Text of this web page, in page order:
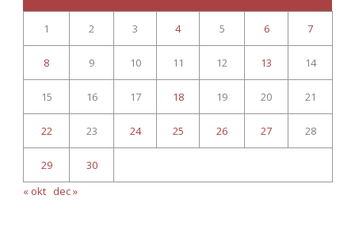
1 2 3 4 5 6 7
8 9 10 11 12 13 14
15 16 17 18 19 20 21
22 23 24 25 26 27 28
29
30
« okt dec »